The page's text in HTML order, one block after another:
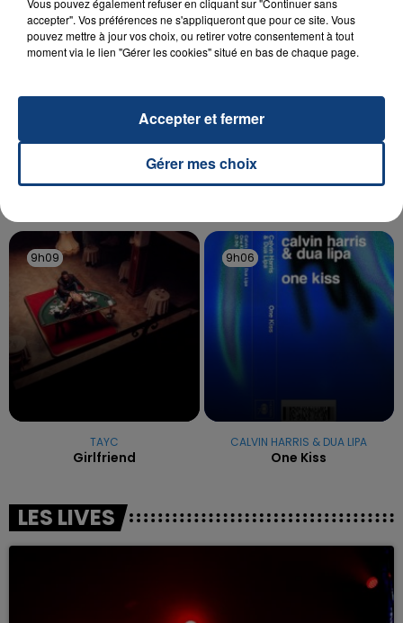
UNE ADOLESCENTE DEVANT SE FAIRE
OPÉRER DE LA CHEVILLE RESSORT DE LA...
La famille a porté plainte contre la clinique qui a
reconnu sa responsabilité et présenté ses
excuses.
9h09
9h09
TAYC
Girlfriend
9h06
9h06
CALVIN HARRIS & DUA LIPA
One Kiss
LES LIVES
accepter". Vos préférences ne s'appliqueront que pour ce site. Vous
pouvez mettre à jour vos choix, ou retirer votre consentement à tout
moment via le lien "Gérer les cookies" situé en bas de chaque page.
Gérer mes choix
Accepter et fermer